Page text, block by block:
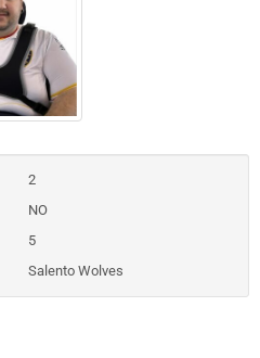
2
NO
5
Salento Wolves